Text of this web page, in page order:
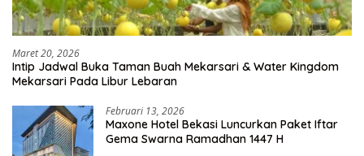
Maret 20, 2026
Intip Jadwal Buka Taman Buah Mekarsari & Water Kingdom
Mekarsari Pada Libur Lebaran
Februari 13, 2026
Maxone Hotel Bekasi Luncurkan Paket Iftar
Gema Swarna Ramadhan 1447 H